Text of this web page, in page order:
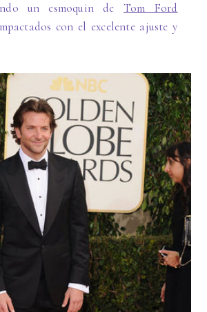
un esmoquin de Tom Ford
con el excelente ajuste y